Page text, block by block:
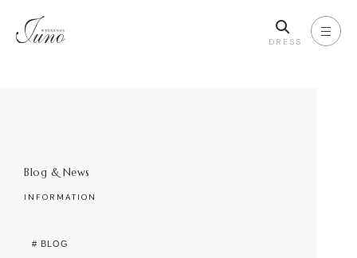
DRESS
Blog & News
INFORMATION
# BLOG